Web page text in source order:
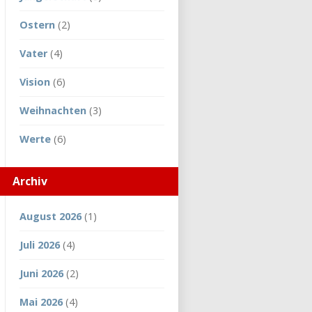
Ostern (2)
Vater (4)
Vision (6)
Weihnachten (3)
Werte (6)
Archiv
August 2026(1)
Juli 2026(4)
Juni 2026(2)
Mai 2026(4)